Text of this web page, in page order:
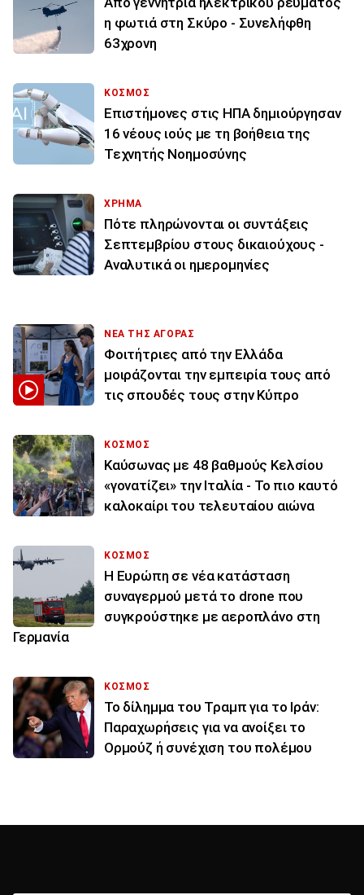
η φωτιά στη Σκύρο - Συνελήφθη
63χρονη
ΚΟΣΜΟΣ
Επιστήμονες στις ΗΠΑ δημιούργησαν
16 νέους ιούς με τη βοήθεια της
Τεχνητής Νοημοσύνης
ΧΡΗΜΑ
Πότε πληρώνονται οι συντάξεις
Σεπτεμβρίου στους δικαιούχους -
Αναλυτικά οι ημερομηνίες
ΝΕΑ ΤΗΣ ΑΓΟΡΑΣ
Φοιτήτριες από την Ελλάδα
μοιράζονται την εμπειρία τους από
τις σπουδές τους στην Κύπρο
ΚΟΣΜΟΣ
Καύσωνας με 48 βαθμούς Κελσίου
«γονατίζει» την Ιταλία - Το πιο καυτό
καλοκαίρι του τελευταίου αιώνα
ΚΟΣΜΟΣ
Η Ευρώπη σε νέα κατάσταση
συναγερμού μετά το drone που
συγκρούστηκε με αεροπλάνο στη
Γερμανία
ΚΟΣΜΟΣ
Το δίλημμα του Τραμπ για το Ιράν:
Παραχωρήσεις για να ανοίξει το
Ορμούζ ή συνέχιση του πολέμου